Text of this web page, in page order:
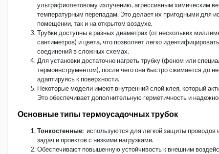
ультрафиолетовому излучению, агрессивным химическим
температурным перепадам. Это делает их пригодными для
помещении, так и на открытом воздухе.
Трубки доступны в разных диаметрах (от нескольких
сантиметров) и цвета, что позволяет легко
соединений в сложных схемах.
Для установки достаточно нагреть трубку (феном или
термоинструментом), после чего она быстро сжимается до
адаптируясь к поверхности.
Некоторые модели имеют внутренний слой клея, который
Это обеспечивает дополнительную герметичность и
Основные типы термоусадочных трубок
Тонкостенные: используются для легкой защиты проводов
задач и проектов с низкими нагрузками.
Обеспечивают повышенную устойчивость к внешним